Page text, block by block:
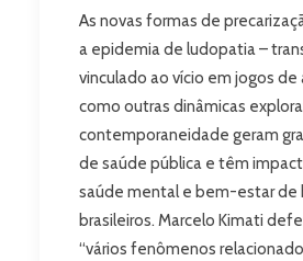
As novas formas de
a epidemia de ludopatia –
vinculado ao vício em jogos
como outras dinâmicas
contemporaneidade geram
de saúde pública e têm
saúde mental e bem-estar de
brasileiros. Marcelo Kimati
“vários fenômenos